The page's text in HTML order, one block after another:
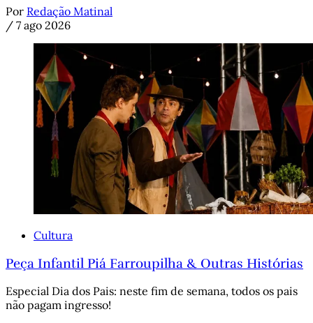
Por Redação Matinal
/ 7 ago 2026
Cultura
Peça Infantil Piá Farroupilha & Outras Histórias
Especial Dia dos Pais: neste fim de semana, todos os pais
não pagam ingresso!